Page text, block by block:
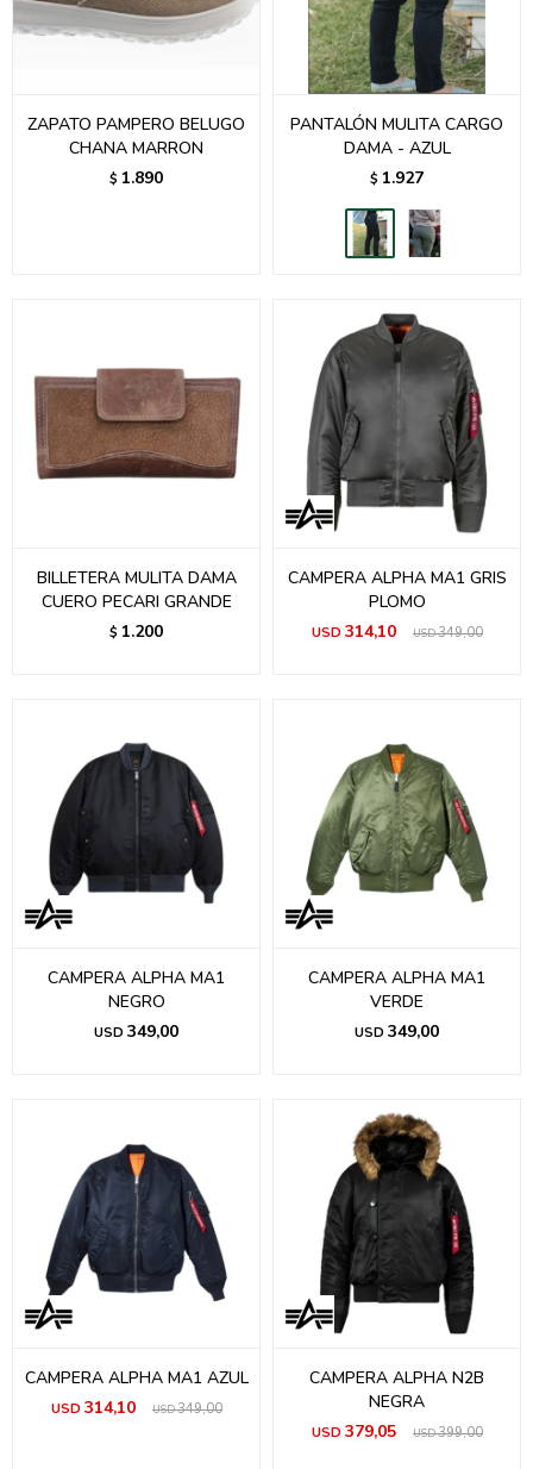
ZAPATO PAMPERO BELUGO
CHANA MARRON
$ 1.890
PANTALÓN MULITA CARGO
DAMA - AZUL
$ 1.927
BILLETERA MULITA DAMA
CUERO PECARI GRANDE
$ 1.200
CAMPERA ALPHA MA1 GRIS
PLOMO
USD 314,10 USD349,00
CAMPERA ALPHA MA1
NEGRO
USD 349,00
CAMPERA ALPHA MA1
VERDE
USD 349,00
CAMPERA ALPHA MA1 AZUL
USD 314,10 USD349,00
CAMPERA ALPHA N2B
NEGRA
USD 379,05 USD399,00